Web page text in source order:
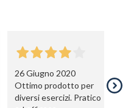
26 Giugno 2020
Ottimo prodotto per
diversi esercizi. Pratico